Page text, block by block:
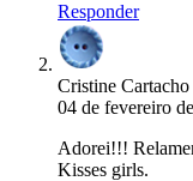
Responder
Cristine Cartacho
04 de fevereiro
Adorei!!!
Kisses girls.